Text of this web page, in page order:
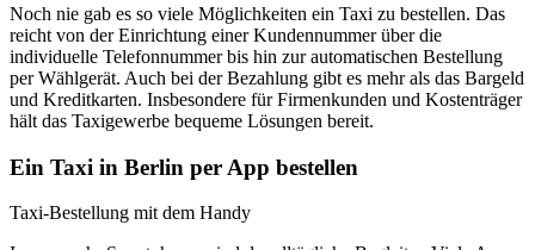
Noch nie gab es so viele Möglichkeiten ein Taxi zu bestellen. Das
reicht von der Einrichtung einer Kundennummer über die
individuelle Telefonnummer bis hin zur automatischen Bestellung
per Wählgerät. Auch bei der Bezahlung gibt es mehr als das Bargeld
und Kreditkarten. Insbesondere für Firmenkunden und Kostenträger
hält das Taxigewerbe bequeme Lösungen bereit.
Ein Taxi in Berlin per App bestellen
Taxi-Bestellung mit dem Handy